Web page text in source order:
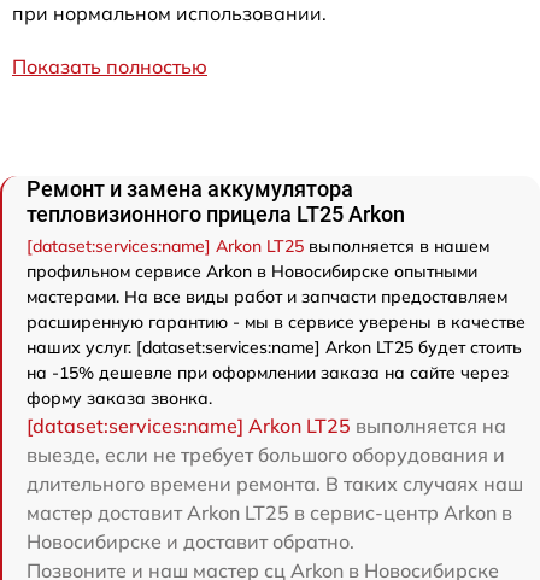
при нормальном использовании.
Показать полностью
Ремонт и замена аккумулятора
тепловизионного прицела LT25 Arkon
[dataset:services:name] Arkon LT25 выполняется в нашем
профильном сервисе Arkon в Новосибирске опытными
мастерами. На все виды работ и запчасти предоставляем
расширенную гарантию - мы в сервисе уверены в качестве
наших услуг. [dataset:services:name] Arkon LT25 будет стоить
на -15% дешевле при оформлении заказа на сайте через
форму заказа звонка.
[dataset:services:name] Arkon LT25 выполняется на
выезде, если не требует большого оборудования и
длительного времени ремонта. В таких случаях наш
мастер доставит Arkon LT25 в сервис-центр Arkon в
Новосибирске и доставит обратно.
Позвоните и наш мастер сц Arkon в Новосибирске